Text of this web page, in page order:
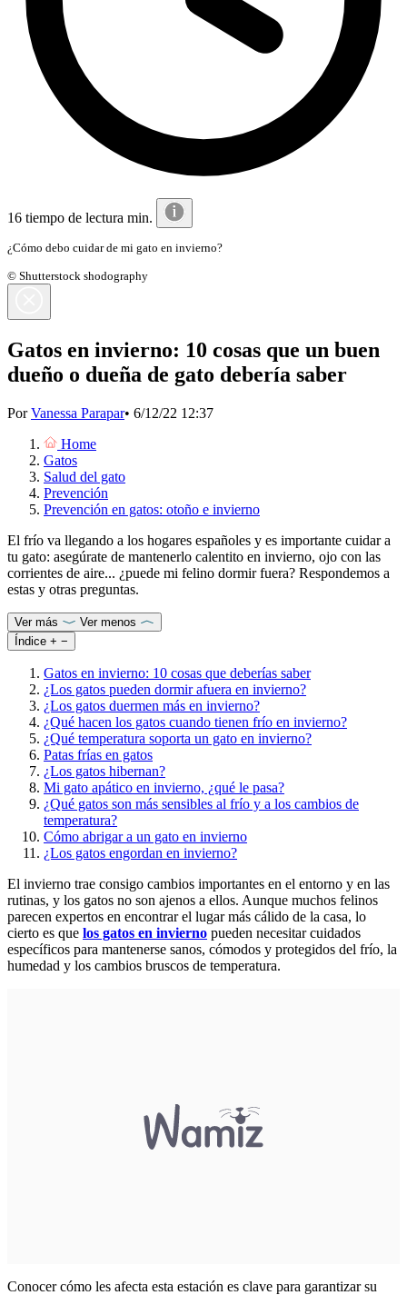
16 tiempo de lectura min.
¿Cómo debo cuidar de mi gato en invierno?
© Shutterstock shodography
Gatos en invierno: 10 cosas que un buen
dueño o dueña de gato debería saber
PorVanessa Parapar• 6/12/22 12:37
Home
Gatos
Salud del gato
Prevención
Prevención en gatos: otoño e invierno
El frío va llegando a los hogares españoles y es importante cuidar a
tu gato: asegúrate de mantenerlo calentito en invierno, ojo con las
corrientes de aire... ¿puede mi felino dormir fuera? Respondemos a
estas y otras preguntas.
Ver más
Ver menos
Índice + −
Gatos en invierno: 10 cosas que deberías saber
¿Los gatos pueden dormir afuera en invierno?
¿Los gatos duermen más en invierno?
¿Qué hacen los gatos cuando tienen frío en invierno?
¿Qué temperatura soporta un gato en invierno?
Patas frías en gatos
¿Los gatos hibernan?
Mi gato apático en invierno, ¿qué le pasa?
¿Qué gatos son más sensibles al frío y a los cambios de
temperatura?
Cómo abrigar a un gato en invierno
¿Los gatos engordan en invierno?
El invierno trae consigo cambios importantes en el entorno y en las
rutinas, y los gatos no son ajenos a ellos. Aunque muchos felinos
parecen expertos en encontrar el lugar más cálido de la casa, lo
cierto es que los gatos en invierno pueden necesitar cuidados
específicos para mantenerse sanos, cómodos y protegidos del frío, la
humedad y los cambios bruscos de temperatura.
Conocer cómo les afecta esta estación es clave para garantizar su